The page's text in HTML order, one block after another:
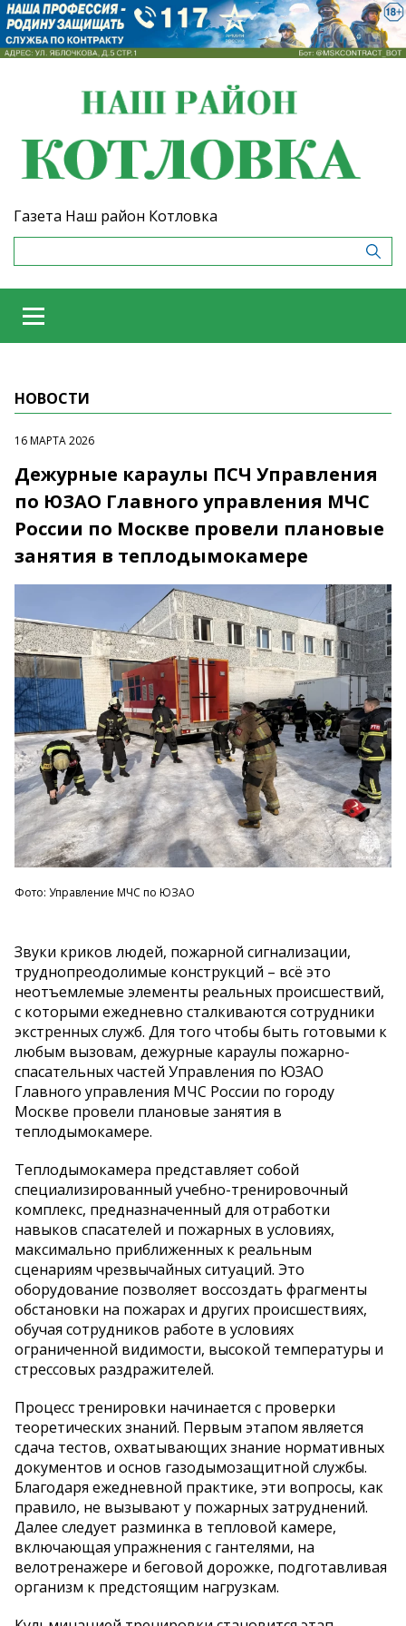
Газета Наш район Котловка
НОВОСТИ
16 МАРТА 2026
Дежурные караулы ПСЧ Управления
по ЮЗАО Главного управления МЧС
России по Москве провели плановые
занятия в теплодымокамере
Фото: Управление МЧС по ЮЗАО
Звуки криков людей, пожарной сигнализации,
труднопреодолимые конструкций – всё это
неотъемлемые элементы реальных происшествий,
с которыми ежедневно сталкиваются сотрудники
экстренных служб. Для того чтобы быть готовыми к
любым вызовам, дежурные караулы пожарно-
спасательных частей Управления по ЮЗАО
Главного управления МЧС России по городу
Москве провели плановые занятия в
теплодымокамере.
Теплодымокамера представляет собой
специализированный учебно-тренировочный
комплекс, предназначенный для отработки
навыков спасателей и пожарных в условиях,
максимально приближенных к реальным
сценариям чрезвычайных ситуаций. Это
оборудование позволяет воссоздать фрагменты
обстановки на пожарах и других происшествиях,
обучая сотрудников работе в условиях
ограниченной видимости, высокой температуры и
стрессовых раздражителей.
Процесс тренировки начинается с проверки
теоретических знаний. Первым этапом является
сдача тестов, охватывающих знание нормативных
документов и основ газодымозащитной службы.
Благодаря ежедневной практике, эти вопросы, как
правило, не вызывают у пожарных затруднений.
Далее следует разминка в тепловой камере,
включающая упражнения с гантелями, на
велотренажере и беговой дорожке, подготавливая
организм к предстоящим нагрузкам.